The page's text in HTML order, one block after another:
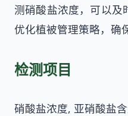
测硝酸盐浓度，可以及
优化植被管理策略，确
检测项目
硝酸盐浓度, 亚硝酸盐